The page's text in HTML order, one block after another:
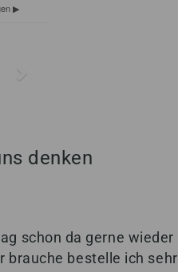
denken
schon da gerne wieder
brauche bestelle ich sehr